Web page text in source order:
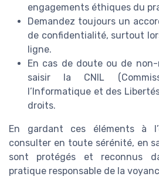
engagements éthiques du
Demandez toujours un
de confidentialité, surtout
ligne.
En cas de doute ou de
saisir la CNIL
l’Informatique et des
droits.
En gardant ces éléments à
consulter en toute sérénité, en
sont protégés et reconnus
pratique responsable de la